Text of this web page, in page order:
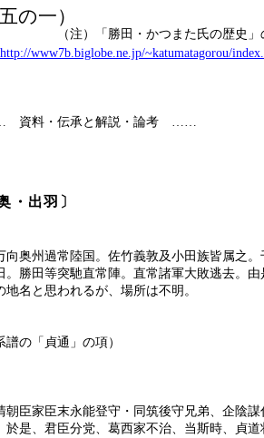
五の一）
た氏の歴史」の
http://www7b.biglobe.ne.jp/~katumatagorou/
資料・伝承と解説・論考 ……
陸奥・出
奥州過常陸国。佐竹義敦及小田族皆属之
勝田等突馳直常陣。直常諸軍大敗逃去。
名と思われるが、場所は不明。
の「貞通」の項）
家臣末永能登守・同筑後守兄弟、企陰
清如冦難、於是、君臣分党、